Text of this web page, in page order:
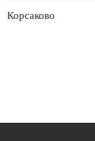
Корсаково